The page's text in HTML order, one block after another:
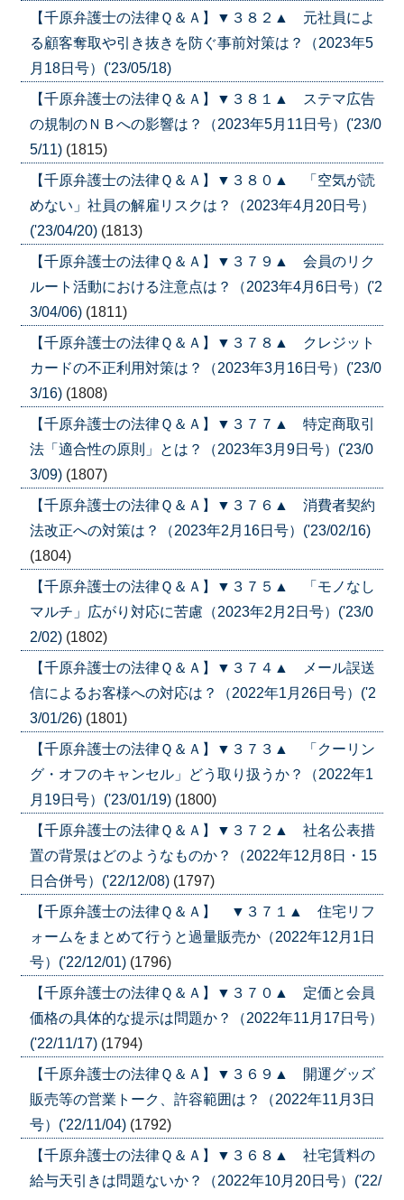
【千原弁護士の法律Ｑ＆Ａ】▼３８２▲ 元社員によ
る顧客奪取や引き抜きを防ぐ事前対策は？（2023年5
月18日号）('23/05/18)
【千原弁護士の法律Ｑ＆Ａ】▼３８１▲ ステマ広告
の規制のＮＢへの影響は？（2023年5月11日号）('23/0
5/11) (1815)
【千原弁護士の法律Ｑ＆Ａ】▼３８０▲ 「空気が読
めない」社員の解雇リスクは？（2023年4月20日号）
('23/04/20) (1813)
【千原弁護士の法律Ｑ＆Ａ】▼３７９▲ 会員のリク
ルート活動における注意点は？（2023年4月6日号）('2
3/04/06) (1811)
【千原弁護士の法律Ｑ＆Ａ】▼３７８▲ クレジット
カードの不正利用対策は？（2023年3月16日号）('23/0
3/16) (1808)
【千原弁護士の法律Ｑ＆Ａ】▼３７７▲ 特定商取引
法「適合性の原則」とは？（2023年3月9日号）('23/0
3/09) (1807)
【千原弁護士の法律Ｑ＆Ａ】▼３７６▲ 消費者契約
法改正への対策は？（2023年2月16日号）('23/02/16)
(1804)
【千原弁護士の法律Ｑ＆Ａ】▼３７５▲ 「モノなし
マルチ」広がり対応に苦慮（2023年2月2日号）('23/0
2/02) (1802)
【千原弁護士の法律Ｑ＆Ａ】▼３７４▲ メール誤送
信によるお客様への対応は？（2022年1月26日号）('2
3/01/26) (1801)
【千原弁護士の法律Ｑ＆Ａ】▼３７３▲ 「クーリン
グ・オフのキャンセル」どう取り扱うか？（2022年1
月19日号）('23/01/19) (1800)
【千原弁護士の法律Ｑ＆Ａ】▼３７２▲ 社名公表措
置の背景はどのようなものか？（2022年12月8日・15
日合併号）('22/12/08) (1797)
【千原弁護士の法律Ｑ＆Ａ】 ▼３７１▲ 住宅リフ
ォームをまとめて行うと過量販売か（2022年12月1日
号）('22/12/01) (1796)
【千原弁護士の法律Ｑ＆Ａ】▼３７０▲ 定価と会員
価格の具体的な提示は問題か？（2022年11月17日号）
('22/11/17) (1794)
【千原弁護士の法律Ｑ＆Ａ】▼３６９▲ 開運グッズ
販売等の営業トーク、許容範囲は？（2022年11月3日
号）('22/11/04) (1792)
【千原弁護士の法律Ｑ＆Ａ】▼３６８▲ 社宅賃料の
給与天引きは問題ないか？（2022年10月20日号）('22/